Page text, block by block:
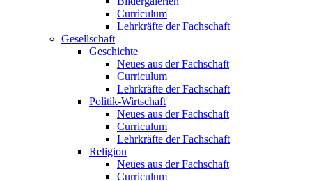
Curriculum
Lehrkräfte der Fachschaft
Gesellschaft
Geschichte
Neues aus der Fachschaft
Curriculum
Lehrkräfte der Fachschaft
Politik-Wirtschaft
Neues aus der Fachschaft
Curriculum
Lehrkräfte der Fachschaft
Religion
Neues aus der Fachschaft
Curriculum